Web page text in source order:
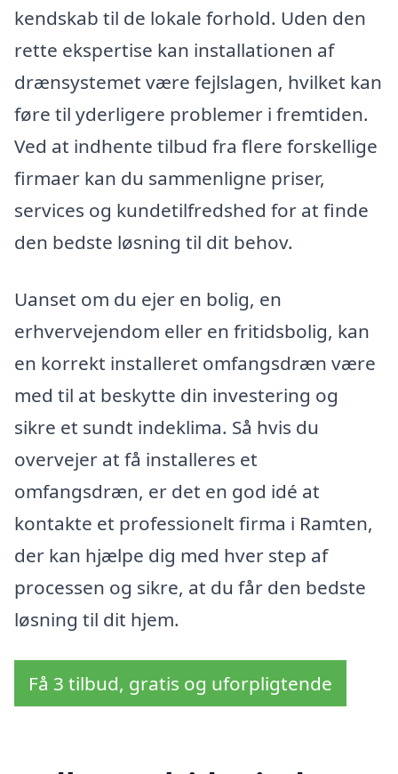
kendskab til de lokale forhold. Uden den
rette ekspertise kan installationen af
drænsystemet være fejlslagen, hvilket kan
føre til yderligere problemer i fremtiden.
Ved at indhente tilbud fra flere forskellige
firmaer kan du sammenligne priser,
services og kundetilfredshed for at finde
den bedste løsning til dit behov.
Uanset om du ejer en bolig, en
erhvervejendom eller en fritidsbolig, kan
en korrekt installeret omfangsdræn være
med til at beskytte din investering og
sikre et sundt indeklima. Så hvis du
overvejer at få installeres et
omfangsdræn, er det en god idé at
kontakte et professionelt firma i Ramten,
der kan hjælpe dig med hver step af
processen og sikre, at du får den bedste
løsning til dit hjem.
Få 3 tilbud, gratis og uforpligtende